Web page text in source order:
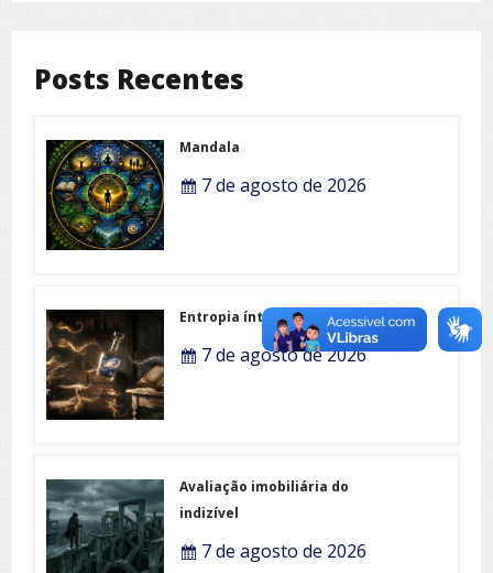
Posts Recentes
Mandala
7 de agosto de 2026
Entropia íntima
7 de agosto de 2026
Avaliação imobiliária do
indizível
7 de agosto de 2026